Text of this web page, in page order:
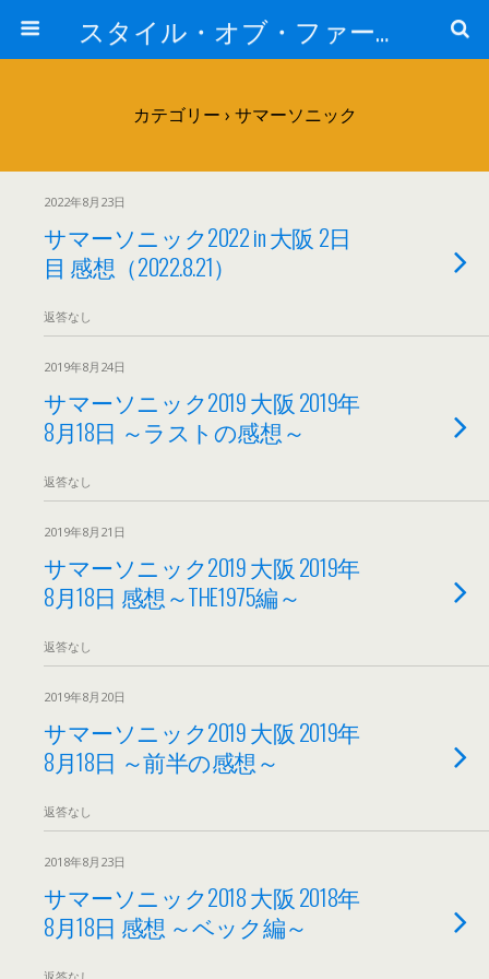
スタイル・オブ・ファー・イースト
カテゴリー › サマーソニック
2022年8月23日
サマーソニック2022 in 大阪 2日
目 感想（2022.8.21）
返答なし
2019年8月24日
サマーソニック2019 大阪 2019年
8月18日 ～ラストの感想～
返答なし
2019年8月21日
サマーソニック2019 大阪 2019年
8月18日 感想～THE1975編～
返答なし
2019年8月20日
サマーソニック2019 大阪 2019年
8月18日 ～前半の感想～
返答なし
2018年8月23日
サマーソニック2018 大阪 2018年
8月18日 感想 ～ベック編～